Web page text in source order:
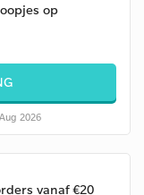
op
2026
vanaf €20